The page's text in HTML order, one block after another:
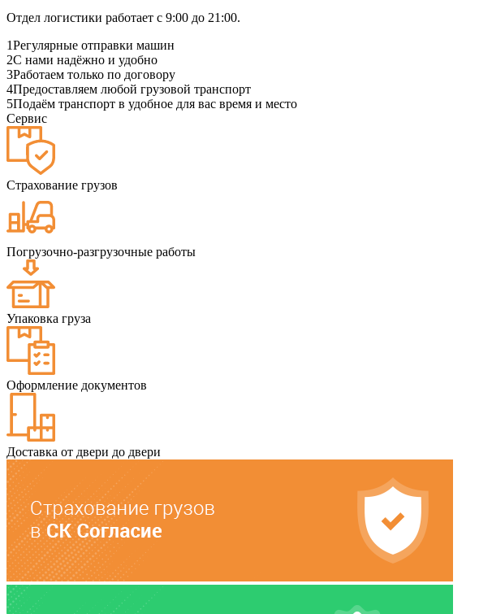
Отдел логистики работает с 9:00 до 21:00.
1Регулярные отправки машин
2С нами надёжно и удобно
3Работаем только по договору
4Предоставляем любой грузовой транспорт
5Подаём транспорт в удобное для вас время и место
Сервис
Страхование грузов
Погрузочно-разгрузочные работы
Упаковка груза
Оформление документов
Доставка от двери до двери